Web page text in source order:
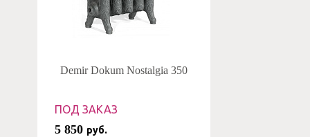
Demir Dokum Nostalgia 350
ПОД ЗАКАЗ
5 850 руб.